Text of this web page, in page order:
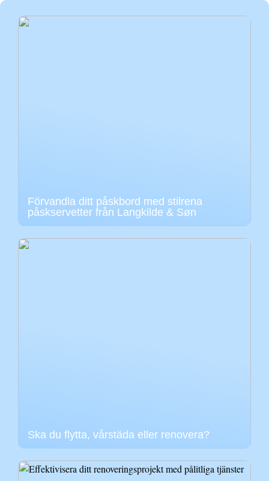
Förvandla ditt påskbord med stilrena
påskservetter från Langkilde & Søn
Ska du flytta, vårstäda eller renovera?